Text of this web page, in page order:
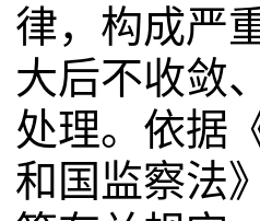
律，构成严
大后不收敛
处理。依据
和国监察法